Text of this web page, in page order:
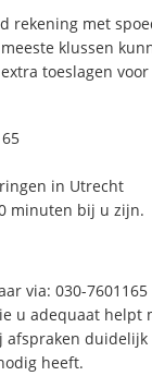
rekening met
klussen
toeslagen
in Utrecht
minuten bij u zijn.
via: 030-
u adequaat helpt
afspraken
heeft.